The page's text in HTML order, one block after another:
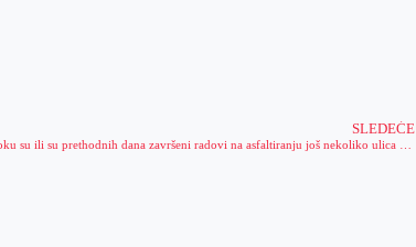
SLEDEĆE